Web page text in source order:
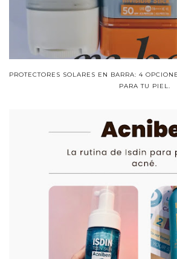
PROTECTORES SOLARES EN BARRA: 4
PARA TU PIEL.